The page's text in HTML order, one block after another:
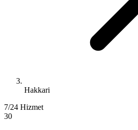
Hakkari
7/24 Hizmet
30